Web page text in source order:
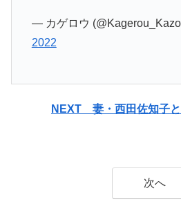
— カゲロウ
2022
NEXT 妻・西田佐知子
次へ